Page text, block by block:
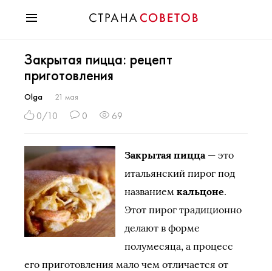
Мода
Звезды
Гороскопы
Здоровье
Хобби
Разное
Праздники
Закрытая пицца: рецепт
приготовления
Olga 21 мая
0/10 0 69
Закрытая пицца— это
итальянский пирог под
названием кальцоне.
Этот пирог традиционно
делают в форме
полумесяца, а процесс
его приготовления мало чем отличается от